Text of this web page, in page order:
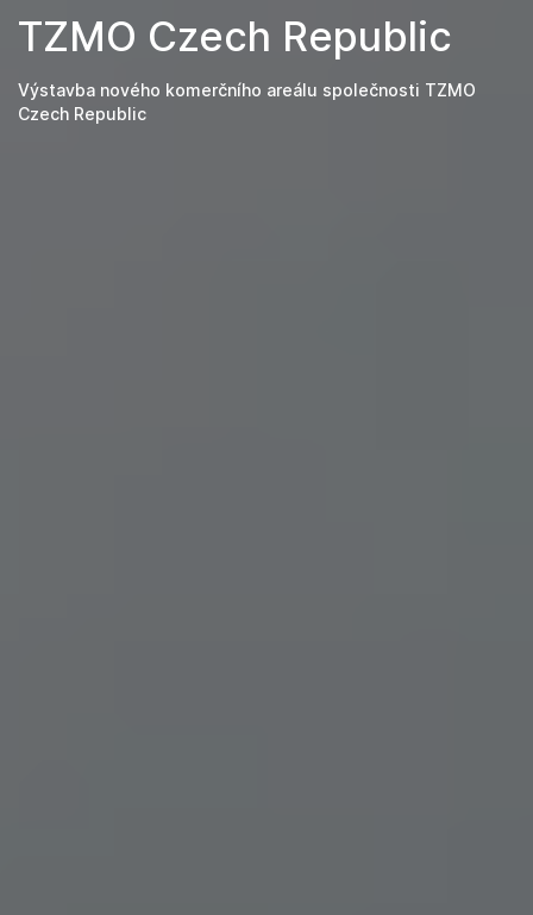
TZMO Czech Republic
Výstavba nového komerčního areálu společnosti TZMO
Czech Republic